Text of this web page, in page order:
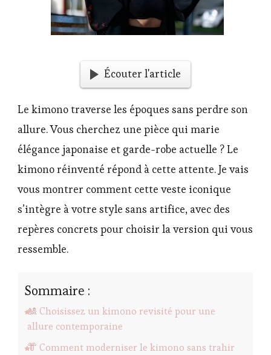
Écouter l'article
Le kimono traverse les époques sans perdre son
allure. Vous cherchez une pièce qui marie
élégance japonaise et garde-robe actuelle ? Le
kimono réinventé répond à cette attente. Je vais
vous montrer comment cette veste iconique
s’intègre à votre style sans artifice, avec des
repères concrets pour choisir la version qui vous
ressemble.
Sommaire :
🎎 Choisissez un kimono revisité pour une
allure contemporaine
👘 Comment moderniser le kimono sans trahir